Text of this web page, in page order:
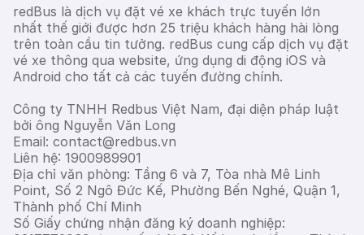
redBus là dịch vụ đặt vé xe khách trực tuyến lớn
nhất thế giới được hơn 25 triệu khách hàng hài lòng
trên toàn cầu tin tưởng. redBus cung cấp dịch vụ đặt
vé xe thông qua website, ứng dụng di động iOS và
Android cho tất cả các tuyến đường chính.
Công ty TNHH Redbus Việt Nam, đại diện pháp luật
bởi ông Nguyễn Văn Long
Email: contact@redbus.vn
Liên hệ: 1900989901
Địa chỉ văn phòng: Tầng 6 và 7, Tòa nhà Mê Linh
Point, Số 2 Ngô Đức Kế, Phường Bến Nghé, Quận 1,
Thành phố Chí Minh
Số Giấy chứng nhận đăng ký doanh nghiệp: